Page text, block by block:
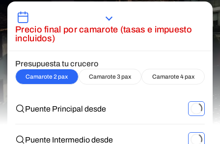
Precio final por camarote (tasas e impuesto
incluidos)
Presupuesta tu crucero
Camarote 2 pax Camarote 3 pax Camarote 4 pax
Puente Principal desde
Puente Intermedio desde